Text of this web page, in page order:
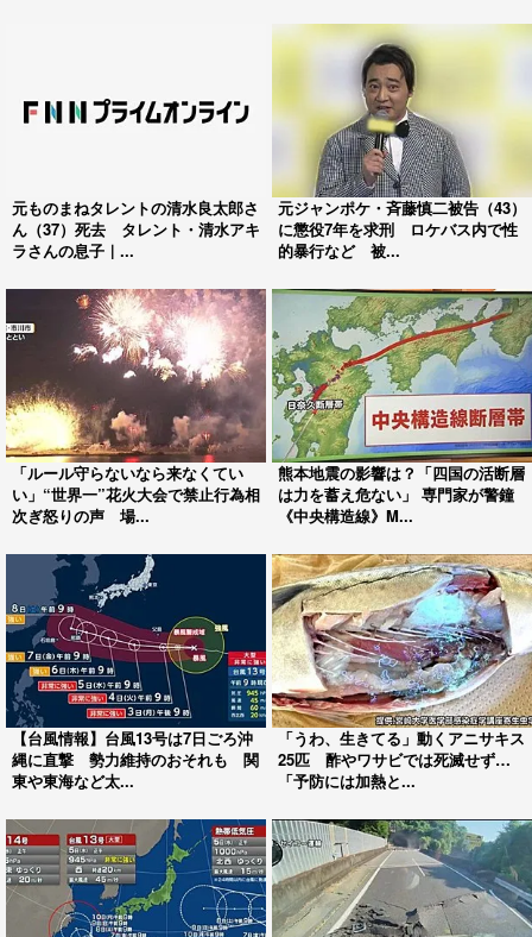
元ものまねタレントの清水良太郎さ
ん（37）死去 タレント・清水アキ
ラさんの息子｜...
元ジャンポケ・斉藤慎二被告（43）
に懲役7年を求刑 ロケバス内で性
的暴行など 被...
「ルール守らないなら来なくてい
い」“世界一”花火大会で禁止行為相
次ぎ怒りの声 場...
熊本地震の影響は？「四国の活断層
は力を蓄え危ない」 専門家が警鐘
《中央構造線》M...
【台風情報】台風13号は7日ごろ沖
縄に直撃 勢力維持のおそれも 関
東や東海など太...
「うわ、生きてる」動くアニサキス
25匹 酢やワサビでは死滅せず…
「予防には加熱と...